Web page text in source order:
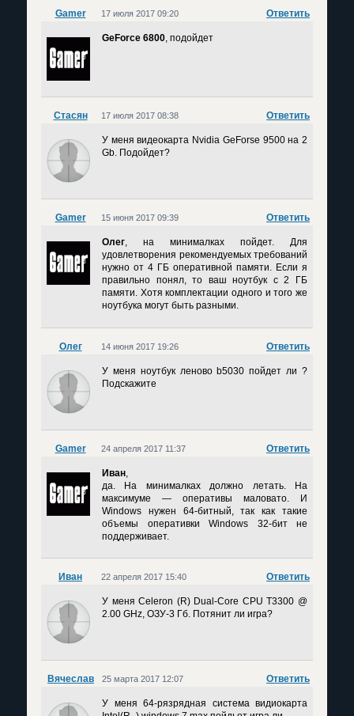
Gamer Ответить
17 июля 2017 09:20
GeForce 6800, подойдет
Cтасян Ответить
17 июля 2017 08:38
У меня видеокарта Nvidia GeForse 9500 на 2
Gb. Подойдет?
Gamer Ответить
15 июня 2017 09:39
Олег, на минималках пойдет. Для
удовлетворения рекомендуемых требований
нужно от 4 ГБ оперативной памяти. Если я
правильно понял, то ваш ноутбук с 2 ГБ
памяти. Хотя комплектации одного и того же
ноутбука могут быть разными.
Олег Ответить
14 июня 2017 19:26
У меня ноутбук леново b5030 пойдет ли ?
Подскажите
Gamer Ответить
24 апреля 2017 11:37
Иван
да. На минималках должно летать. На
максимуме — оперативы маловато. И
Windows нужен 64-битный, так как такие
объемы оперативки Windows 32-бит не
поддерживает.
Иван Ответить
22 апреля 2017 15:40
У меня Celeron (R) Dual-Core CPU T3300 @
2.00 GHz, ОЗУ-3 Гб. Потянит ли игра?
Вячеслав Ответить
25 марта 2017 12:07
У меня 64-рязрядная система видиокарта